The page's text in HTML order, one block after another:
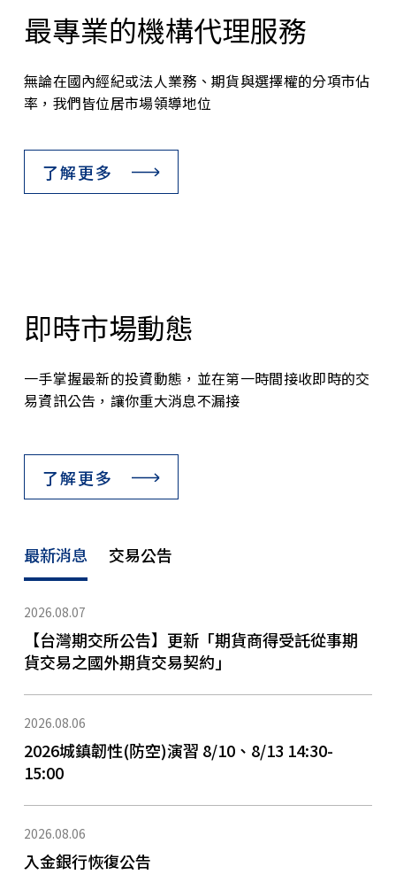
最專業的機構代理服務
無論在國內經紀或法人業務、期貨與選擇權的分項市佔
率，我們皆位居市場領導地位
了解更多
即時市場動態
一手掌握最新的投資動態，並在第一時間接收即時的交
易資訊公告，讓你重大消息不漏接
了解更多
最新消息 交易公告
2026.08.07
【台灣期交所公告】更新「期貨商得受託從事期
貨交易之國外期貨交易契約」
2026.08.06
2026城鎮韌性(防空)演習 8/10、8/13 14:30-
15:00
2026.08.06
入金銀行恢復公告